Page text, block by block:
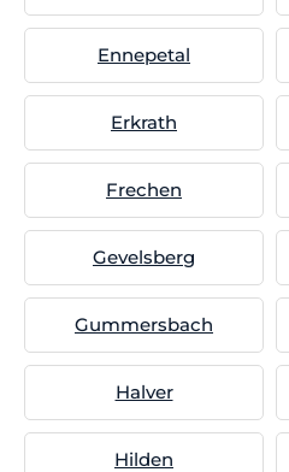
Ennepetal
Erkrath
Frechen
Gevelsberg
Gummersbach
Halver
Hilden